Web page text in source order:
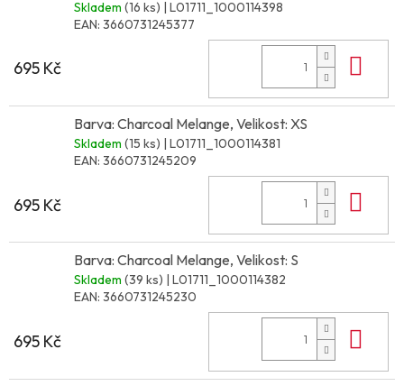
Skladem (16 ks) | L01711_1000114398
EAN: 3660731245377
695 Kč
Barva: Charcoal Melange, Velikost: XS
Skladem (15 ks) | L01711_1000114381
EAN: 3660731245209
695 Kč
Barva: Charcoal Melange, Velikost: S
Skladem (39 ks) | L01711_1000114382
EAN: 3660731245230
695 Kč